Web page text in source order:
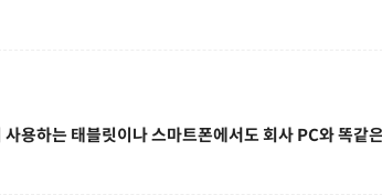
용하는 태블릿이나 스마트폰에서도 회사 PC와 똑같